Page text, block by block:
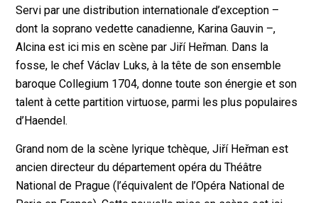
Servi par une distribution internationale d’exception –
dont la soprano vedette canadienne, Karina Gauvin –,
Alcina est ici mis en scène par Jiří Heřman. Dans la
fosse, le chef Václav Luks, à la tête de son ensemble
baroque Collegium 1704, donne toute son énergie et son
talent à cette partition virtuose, parmi les plus populaires
d’Haendel.
Grand nom de la scène lyrique tchèque, Jiří Heřman est
ancien directeur du département opéra du Théâtre
National de Prague (l’équivalent de l’Opéra National de